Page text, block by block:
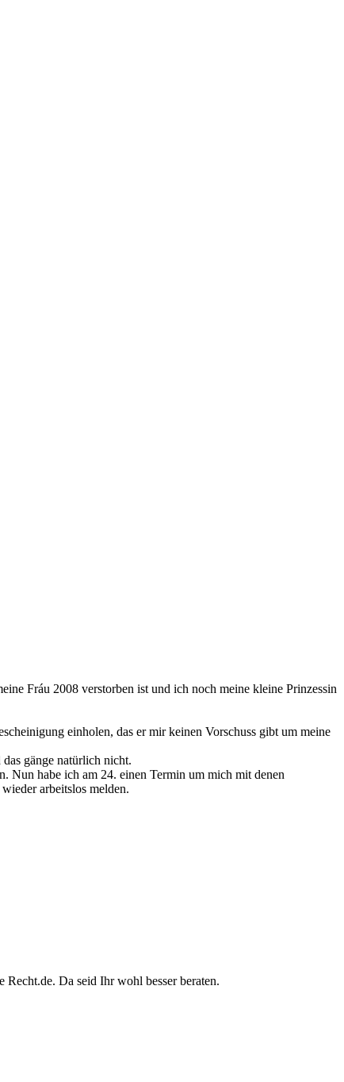
Fráu 2008 verstorben ist und ich noch meine kleine Prinzessin
einholen, das er mir keinen Vorschuss gibt um meine
gänge natürlich nicht.
Nun habe ich am 24. einen Termin um mich mit denen
arbeitslos melden.
Da seid Ihr wohl besser beraten.